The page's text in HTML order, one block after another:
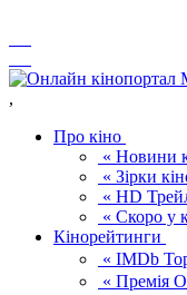
,
Про кіно
« Новини
« Зірки
« HD
« Скоро у
Кінорейтинги
« IMDb
« Премія